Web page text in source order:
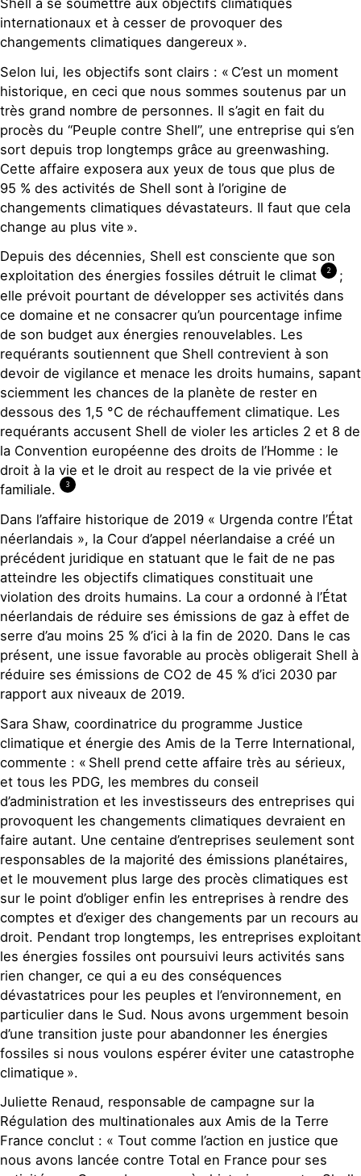
Shell à se soumettre aux objectifs climatiques
internationaux et à cesser de provoquer des
changements climatiques dangereux ».
Selon lui, les objectifs sont clairs : « C’est un moment
historique, en ceci que nous sommes soutenus par un
très grand nombre de personnes. Il s’agit en fait du
procès du “Peuple contre Shell”, une entreprise qui s’en
sort depuis trop longtemps grâce au greenwashing.
Cette affaire exposera aux yeux de tous que plus de
95 % des activités de Shell sont à l’origine de
changements climatiques dévastateurs. Il faut que cela
change au plus vite ».
Depuis des décennies, Shell est consciente que son
exploitation des énergies fossiles détruit le climat
2
;
elle prévoit pourtant de développer ses activités dans
ce domaine et ne consacrer qu’un pourcentage infime
de son budget aux énergies renouvelables. Les
requérants soutiennent que Shell contrevient à son
devoir de vigilance et menace les droits humains, sapant
sciemment les chances de la planète de rester en
dessous des 1,5 °C de réchauffement climatique. Les
requérants accusent Shell de violer les articles 2 et 8 de
la Convention européenne des droits de l’Homme : le
droit à la vie et le droit au respect de la vie privée et
familiale.
3
Dans l’affaire historique de 2019 « Urgenda contre l’État
néerlandais », la Cour d’appel néerlandaise a créé un
précédent juridique en statuant que le fait de ne pas
atteindre les objectifs climatiques constituait une
violation des droits humains. La cour a ordonné à l’État
néerlandais de réduire ses émissions de gaz à effet de
serre d’au moins 25 % d’ici à la fin de 2020. Dans le cas
présent, une issue favorable au procès obligerait Shell à
réduire ses émissions de CO2 de 45 % d’ici 2030 par
rapport aux niveaux de 2019.
Sara Shaw, coordinatrice du programme Justice
climatique et énergie des Amis de la Terre International,
commente : « Shell prend cette affaire très au sérieux,
et tous les PDG, les membres du conseil
d’administration et les investisseurs des entreprises qui
provoquent les changements climatiques devraient en
faire autant. Une centaine d’entreprises seulement sont
responsables de la majorité des émissions planétaires,
et le mouvement plus large des procès climatiques est
sur le point d’obliger enfin les entreprises à rendre des
comptes et d’exiger des changements par un recours au
droit. Pendant trop longtemps, les entreprises exploitant
les énergies fossiles ont poursuivi leurs activités sans
rien changer, ce qui a eu des conséquences
dévastatrices pour les peuples et l’environnement, en
particulier dans le Sud. Nous avons urgemment besoin
d’une transition juste pour abandonner les énergies
fossiles si nous voulons espérer éviter une catastrophe
climatique ».
Juliette Renaud, responsable de campagne sur la
Régulation des multinationales aux Amis de la Terre
France conclut : « Tout comme l’action en justice que
nous avons lancée contre Total en France pour ses